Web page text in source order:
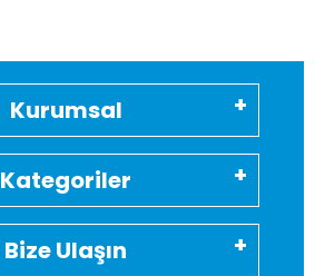
Kurumsal
Kategoriler
Bize Ulaşın